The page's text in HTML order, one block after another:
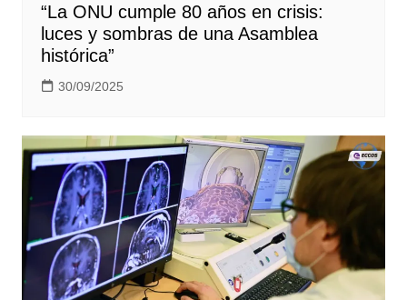
“La ONU cumple 80 años en crisis:
luces y sombras de una Asamblea
histórica”
30/09/2025